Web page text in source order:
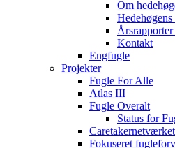
Om
Kontakt
Engfugle
Projekter
Fugle For Alle
Atlas III
Fugle Overalt
Status for
Caretakernetværket
Fokuseret